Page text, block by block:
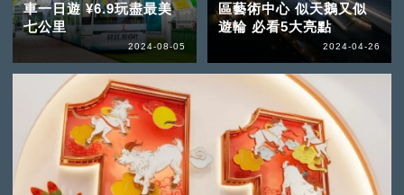
車一日遊 ¥6.9玩盡最美
七公里
2024-08-05
區藝術中心 似天鵝又似
遊輪 必看5大亮點
2024-04-26